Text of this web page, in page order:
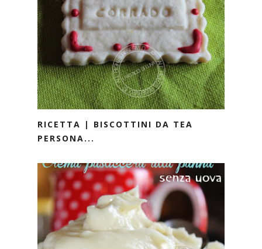
RICETTA | BISCOTTINI DA TEA
PERSONA...